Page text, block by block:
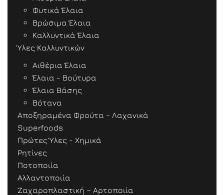
Φυτικά Έλαια
Βρώσιμα Έλαια
Καλλυντικά Έλαια
Ύλες Καλλυντικών
Αιθέρια Έλαια
Έλαια - Βούτυρα
Έλαια Βάσης
Βότανα
Αποξηραμένα Φρούτα - Λαχανικά
Superfoods
Πρώτες Ύλες - Χημικά
Ρητίνες
Ποτοποιία
Αλλαντοποιία
Ζαχαροπλαστική – Αρτοποιία